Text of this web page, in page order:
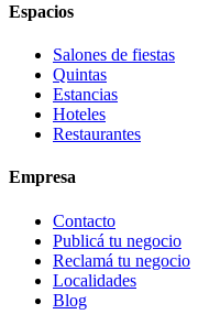
Espacios
Salones de fiestas
Quintas
Estancias
Hoteles
Restaurantes
Empresa
Contacto
Publicá tu negocio
Reclamá tu negocio
Localidades
Blog